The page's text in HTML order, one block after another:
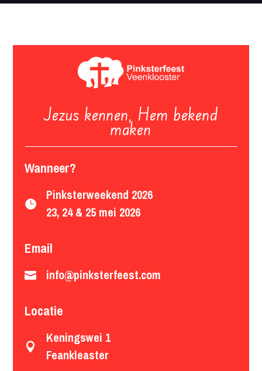
Jezus kennen, Hem bekend
maken
Wanneer?

Pinksterweekend 2026
23, 24 & 25 mei 2026
Email
 info@pinksterfeest.com
Locatie

Keningswei 1
Feankleaster